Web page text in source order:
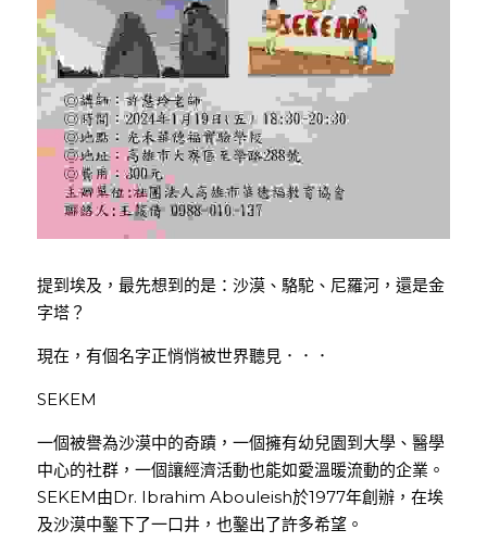
提到埃及，最先想到的是：沙漠、駱駝、尼羅河，還是金
字塔？
現在，有個名字正悄悄被世界聽見．．．
SEKEM
一個被譽為沙漠中的奇蹟，一個擁有幼兒園到大學、醫學
中心的社群，一個讓經濟活動也能如愛溫暖流動的企業。
SEKEM由Dr. Ibrahim Abouleish於1977年創辦，在埃
及沙漠中鑿下了一口井，也鑿出了許多希望。